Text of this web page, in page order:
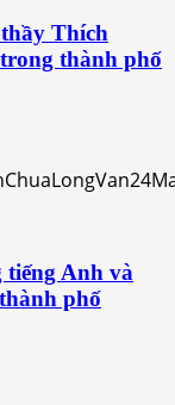
Thích
thành phố
tiếng Anh và
phố